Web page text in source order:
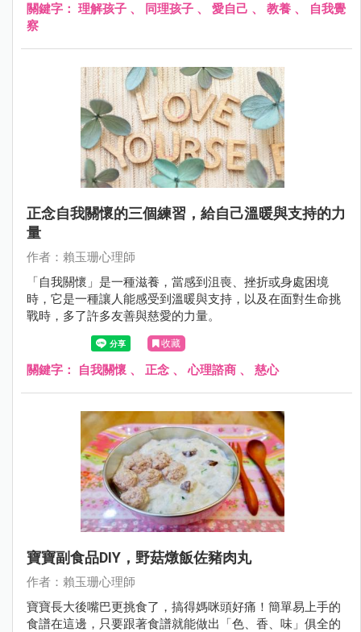
關鍵字： 理解孩子 、 同理孩子 、 愛自己 、 教養 、
自我覺
察
正念自我關懷的三個練習，給自己溫暖與支持的力
量
作者：賴玉珊心理師
「自我關懷」是一種滋養，當感到沮喪、挫折或身處困境
時，它是一種讓人能感受到溫暖與支持，以及在面對生命挑
戰時，多了許多友善與慈愛的力量。
收藏
關鍵字： 自我關懷 、 正念 、心理諮商 、 慈心
寶寶副食品DIY，野菇燉飯佐豬肉丸
作者：賴玉珊心理師
寶寶長大後嘴巴更挑食了，搞得媽咪頭好痛！簡單易上手的
食譜在這邊，只要跟著食譜就能做出「色、香、味」俱全的